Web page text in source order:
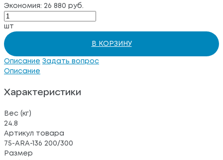
Экономия: 26 880 руб.
шт
В КОРЗИНУ
Описание Задать вопрос
Описание
Характеристики
Вес (кг)
24.8
Артикул товара
75-ARA-136 200/300
Размер